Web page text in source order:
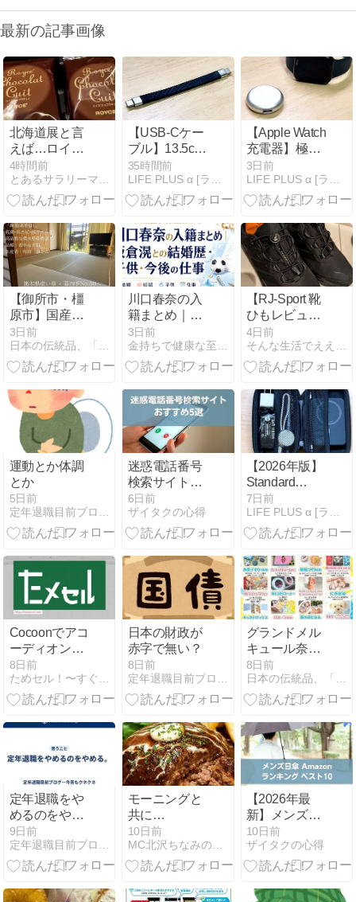
最新の記事画像
北海道展と言
えば…ロイズ
にルタオ。
4時間前
【USB-Cケー
ブル】13.5cm
のEzoショー
トケーブルで
ガジェットポ
つきをゼロに
する
35時間前
【Apple Watch
充電器】極小
サイズで持ち
運ぶ。MoKo
のApple Watch
器でガジェッ
トポーチをコ
ンパクト化
3日前
【御所市・橿
原市】国産新
調畳を2件の
お客様へ納品
しました｜熊
「絢葉（あや
は）」使用
3日前
川口春奈の入
籍まとめ｜板
倉滉との結婚
歴・子供・今
後の仕事
3日前
【RJ-Sport 靴
ひもレビュ
ー】トレッキ
ングシューズ
の「靴紐ほど
ス」を数百円
で完全に排除
する方法
4日前
運動とか体調
とか
5日前
定年退職目前ブログ−今宵もクネクネ
迷惑電話番号
検索サイトお
すすめ5選｜
知らない番号
を調べる方法
6日前
ザイタクの心得
【2026年版】
Standard
Productsのガ
ジェットケー
スが300円の
バンを軽快に
するミニマル
収納術と厳選
6アイテム
7日前
LIFE PLUS α [ライフプラスアルファ]
Cocoonでアコ
ーディオンを
デフォルトで
開く方法！
【jQuery不
8日前
ためセル！〜すぐ試せるエクセルのサイト〜
日本の財政が
赤字で無い？
8日前
定年退職目前ブログ−今宵もクネクネ
グランドメル
キュール奈良
橿原「夏のか
しはらワーク
ショップ」に
鳥・藤原の宮
都」の世界遺
産登録決定
8日前
日本の伝統品、「畳たたみ」の魅力！
定年退職をや
めるのをやめ
る。
9日前
定年退職目前ブログ−今宵もクネクネ
モーニングと
共に…
10日前
MC北沢ちなみのシンプルライフワークと女磨き
【2026年最
新】メンズ日
傘のおすすめ
人気ランキン
グ10選｜
しゃれな人気
10日前
ザイタクの心得